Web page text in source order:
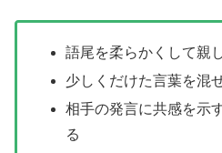
語尾を柔らかくして親
少しくだけた言葉を混
相手の発言に共感を示
る